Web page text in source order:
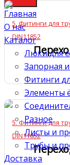
Главная
О нас
Каталог
Люки для
Запорная
Фитинги
Элементы
Разное
Листы и
Трубы и
Доставка
5. Фитинги для
DIN11852
5. Фитинги для
DIN11852